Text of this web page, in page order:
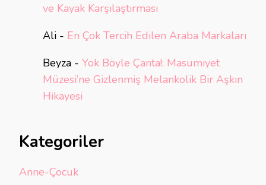
ve Kayak Karşılaştırması
Ali - En Çok Tercih Edilen Araba Markaları
Beyza - Yok Böyle Çanta!: Masumiyet
Müzesi’ne Gizlenmiş Melankolik Bir Aşkın
Hikayesi
Kategoriler
Anne-Çocuk